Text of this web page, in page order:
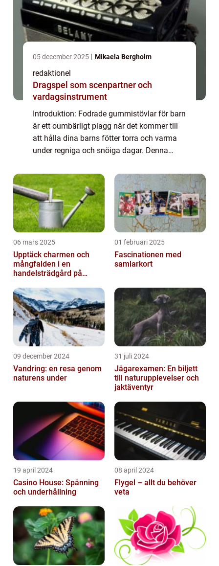
05 december 2025 Mikaela Bergholm
redaktionel
Dragspel som scenpartner och
vardagsinstrument
Introduktion: Fodrade gummistövlar för barn
är ett oumbärligt plagg när det kommer till
att hålla dina barns fötter torra och varma
under regniga och snöiga dagar. Denna
fodrade gummistövlar för barn samt...
06 mars 2025
Upptäck charmen och
mångfalden i en
handelsträdgård på
01 februari 2025
Fascinationen med
samlarkort
09 december 2024
Vandring: en resa genom
naturens under
31 juli 2024
Jägarexamen: En biljett
till naturupplevelser och
jaktäventyr
19 april 2024
Casino House: Spänning
och underhållning
08 april 2024
Flygel – allt du behöver
veta